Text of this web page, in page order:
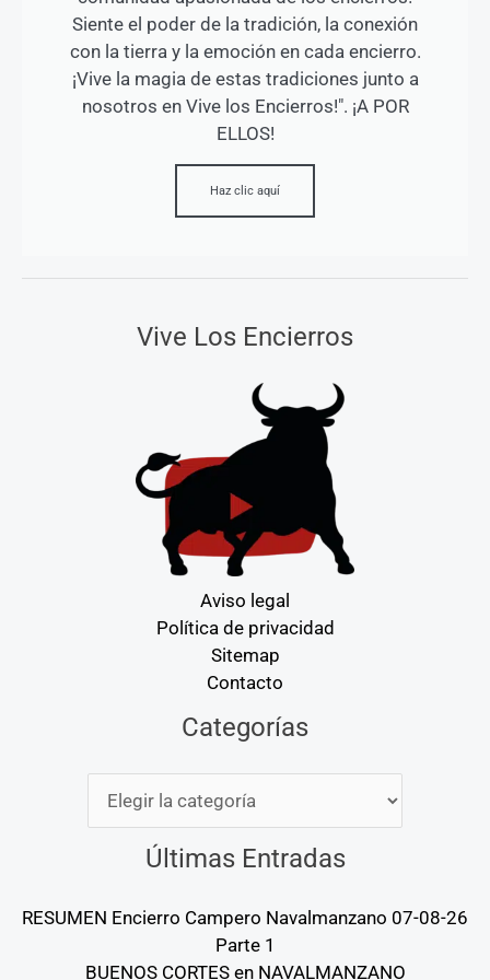
Siente el poder de la tradición, la conexión
con la tierra y la emoción en cada encierro.
¡Vive la magia de estas tradiciones junto a
nosotros en Vive los Encierros!". ¡A POR
ELLOS!
Haz clic aquí
Vive Los Encierros
Aviso legal
Política de privacidad
Sitemap
Contacto
Categorías
Últimas Entradas
RESUMEN Encierro Campero Navalmanzano 07-08-26
Parte 1
BUENOS CORTES en NAVALMANZANO